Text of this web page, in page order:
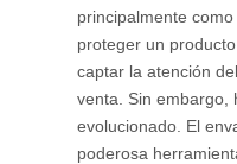
principalmente
proteger un
captar la atención
venta. Sin embargo,
evolucionado. El
poderosa